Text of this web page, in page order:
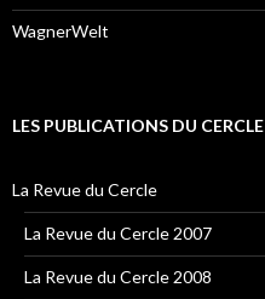
WagnerWelt
LES PUBLICATIONS DU CERCLE
La Revue du Cercle
La Revue du Cercle 2007
La Revue du Cercle 2008